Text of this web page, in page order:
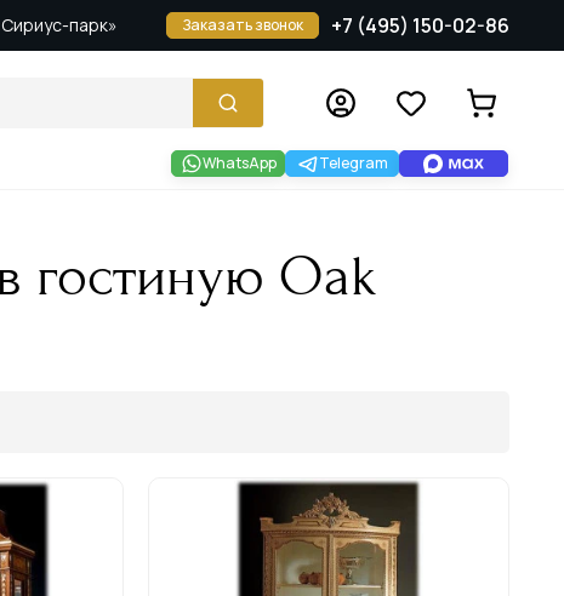
парк» Заказать звонок +7 (495) 150-02-86
WhatsApp Telegram
гостиную Oak